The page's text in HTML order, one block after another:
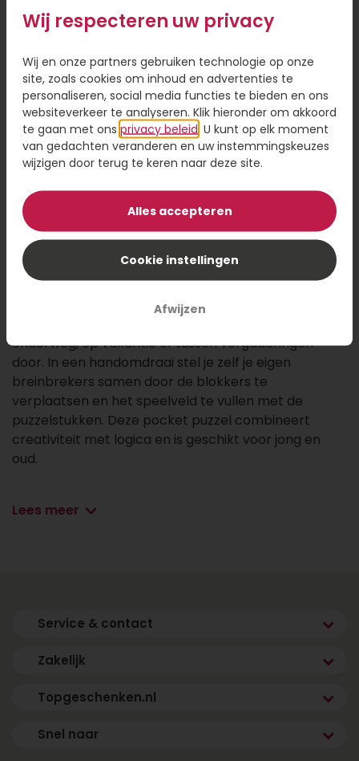
IQ Mini
Kaartje toevoegen
Voeg een kaart toe met jouw persoonlijke tekst
1,95
Voeg toe aan winkelwagen
Zoek je een compact cadeau dat garant staat voor
uren denk- en speelplezier? Maak kennis met IQ
Mini! Dit slimme puzzelspel past moeiteloos in elke
onderweg, op vakantie of tussen vergaderingen
door. In een handomdraai stel je zelf je eigen
breinbrekers samen door de blokkers te
verplaatsen en het speelveld te vullen met de
puzzelstukken. Deze pocket puzzel combineert
creativiteit met logica en is geschikt voor jong en
oud.
Lees meer
Service & contact
Zakelijk
Topgeschenken.nl
Snel naar
Wij respecteren uw privacy
Wij en onze partners gebruiken technologie op onze
site, zoals cookies om inhoud en advertenties te
personaliseren, social media functies te bieden en ons
websiteverkeer te analyseren. Klik hieronder om akkoord
te gaan met ons privacy beleid . U kunt op elk moment
van gedachten veranderen en uw instemmingskeuzes
wijzigen door terug te keren naar deze site.
Alles accepteren
Cookie instellingen
Afwijzen